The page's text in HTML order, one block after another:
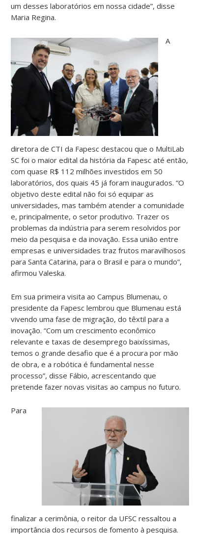
um desses laboratórios em nossa cidade”, disse
Maria Regina.
A
diretora de CTI da Fapesc destacou que o MultiLab
SC foi o maior edital da história da Fapesc até então,
com quase R$ 112 milhões investidos em 50
laboratórios, dos quais 45 já foram inaugurados. “O
objetivo deste edital não foi só equipar as
universidades, mas também atender a comunidade
e, principalmente, o setor produtivo. Trazer os
problemas da indústria para serem resolvidos por
meio da pesquisa e da inovação. Essa união entre
empresas e universidades traz frutos maravilhosos
para Santa Catarina, para o Brasil e para o mundo”,
afirmou Valeska.
Em sua primeira visita ao Campus Blumenau, o
presidente da Fapesc lembrou que Blumenau está
vivendo uma fase de migração, do têxtil para a
inovação. “Com um crescimento econômico
relevante e taxas de desemprego baixíssimas,
temos o grande desafio que é a procura por mão
de obra, e a robótica é fundamental nesse
processo”, disse Fábio, acrescentando que
pretende fazer novas visitas ao campus no futuro.
Para
finalizar a cerimônia, o reitor da UFSC ressaltou a
importância dos recursos de fomento à pesquisa.